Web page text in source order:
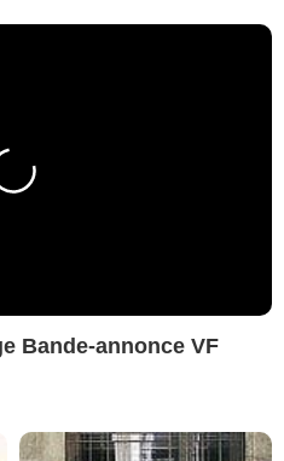
Bande-annonce VF